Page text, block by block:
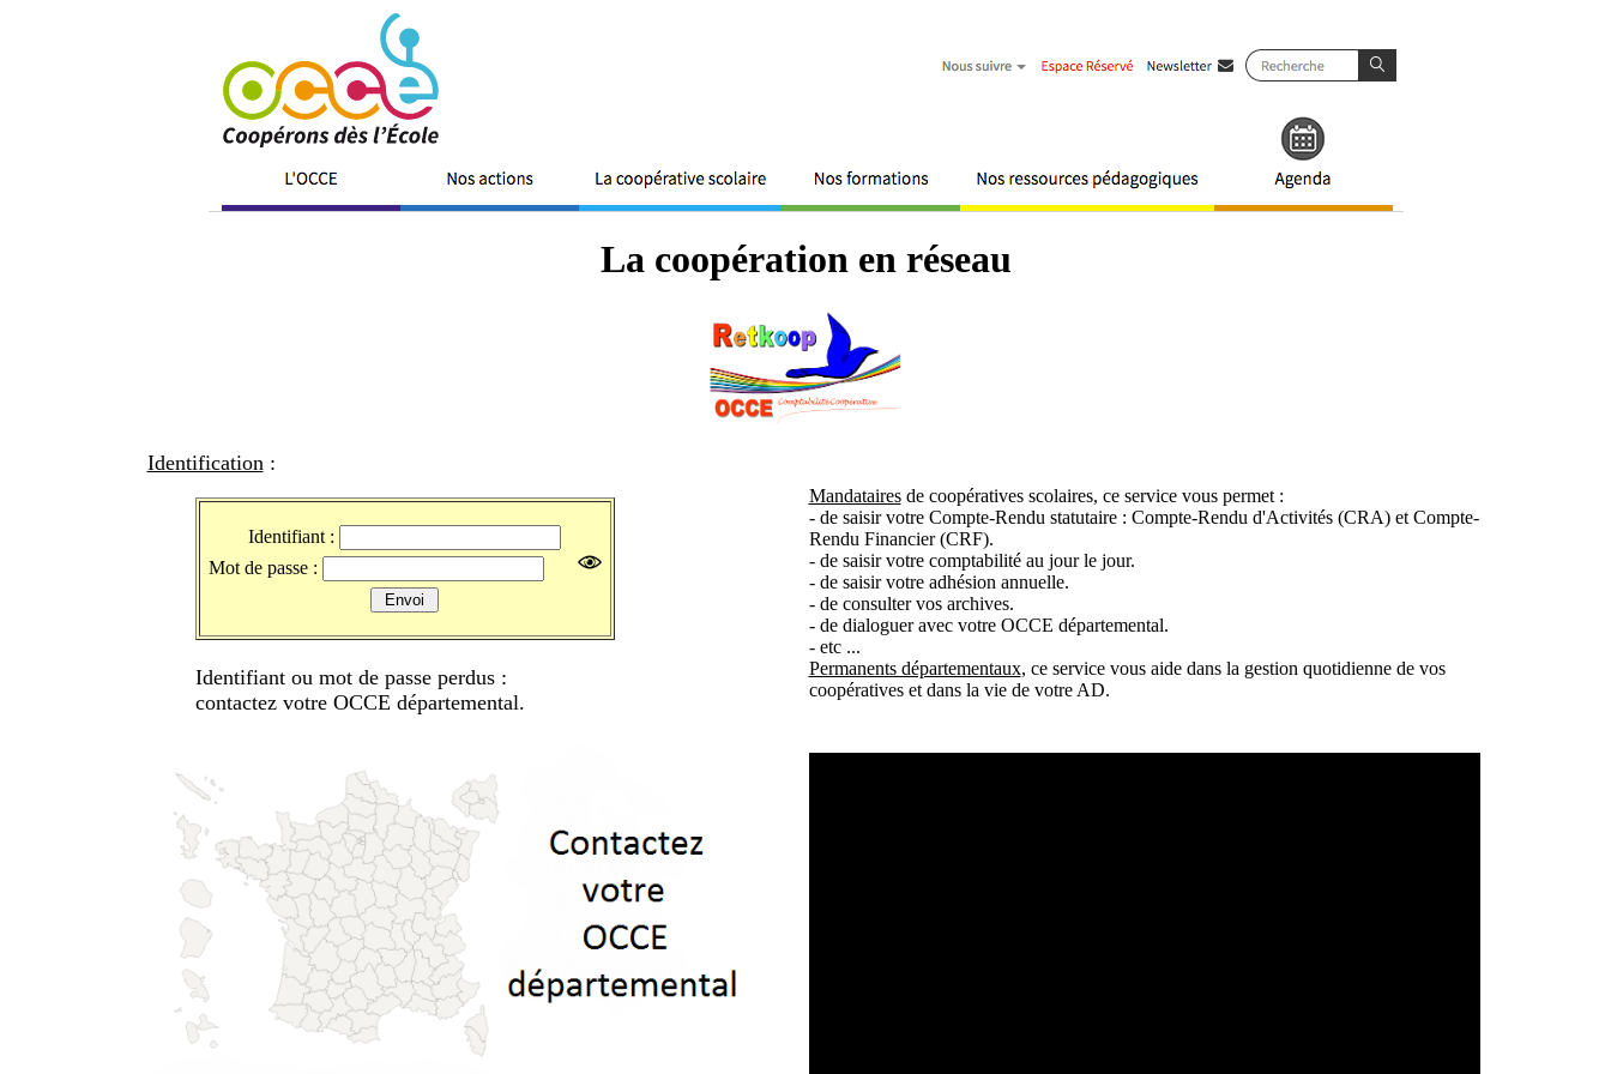
La coopération en réseau
Identification :
Identifiant :
Mot de passe :
Identifiant ou mot de passe perdus :
contactez votre OCCE départemental.
Mandatairesde coopératives scolaires, ce service vous permet :
- de saisir votre Compte-Rendu statutaire : Compte-Rendu d'Activités (CRA) et Compte-
Rendu Financier (CRF).
- de saisir votre comptabilité au jour le jour.
- de saisir votre adhésion annuelle.
- de consulter vos archives.
- de dialoguer avec votre OCCE départemental.
- etc ...
Permanents départementaux, ce service vous aide dans la gestion quotidienne de vos
coopératives et dans la vie de votre AD.